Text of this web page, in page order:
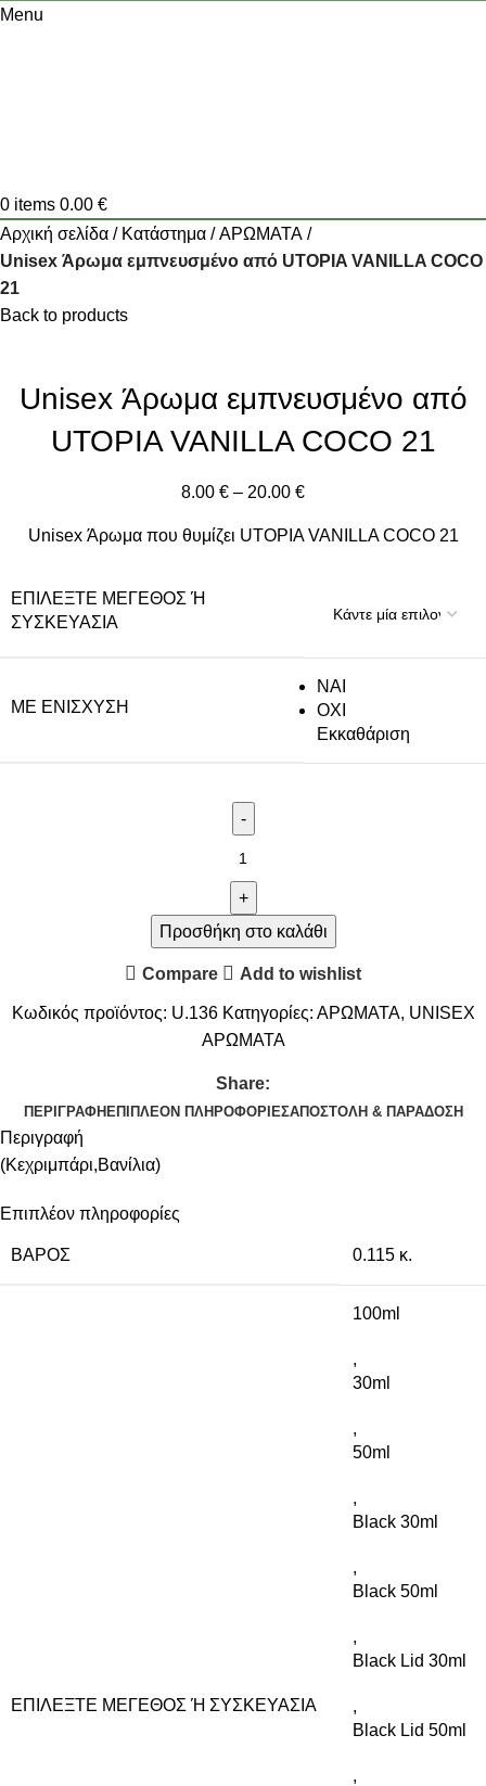
Menu
0 items 0.00 €
Αρχική σελίδα
Κατάστημα
ΑΡΩΜΑΤΑ
Unisex Άρωμα εμπνευσμένο από UTOPIA VANILLA COCO
21
Back to products
Unisex Άρωμα εμπνευσμένο από
UTOPIA VANILLA COCO 21
8.00 € – 20.00 €
Unisex Άρωμα που θυμίζει UTOPIA VANILLA COCO 21
ΕΠΙΛΈΞΤΕ ΜΈΓΕΘΟΣ Ή Σ
ΥΣΚΕΥΑΣΊΑ
ΜΕ ΕΝΊΣΧΥΣΗ
NAI
ΟΧΙ
Εκκαθάριση
Προσθήκη στο καλάθι
Compare Add to wishlist
Κωδικός προϊόντος: U.136 Κατηγορίες: ΑΡΩΜΑΤΑ, UNISEX
ΑΡΩΜΑΤΑ
Share:
ΠΕΡΙΓΡΑΦΉ ΕΠΙΠΛΈΟΝ ΠΛΗΡΟΦΟΡΊΕΣΑΠΟΣΤΟΛΉ & ΠΑΡΆΔΟΣΗ
Περιγραφή
(Κεχριμπάρι,Βανίλια)
Επιπλέον πληροφορίες
ΒΆΡΟΣ 0.115 κ.
ΕΠΙΛΈΞΤΕ ΜΈΓΕΘΟΣ Ή ΣΥΣΚΕΥΑΣΊΑ
100ml
,
30ml
,
50ml
,
Black 30ml
,
Black 50ml
,
Black Lid 30ml
,
Black Lid 50ml
,